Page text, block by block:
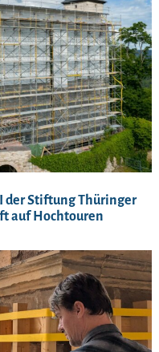
der Stiftung Thüringer
auf Hochtouren